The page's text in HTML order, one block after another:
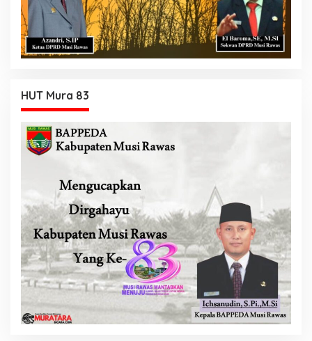
HUT Mura 83